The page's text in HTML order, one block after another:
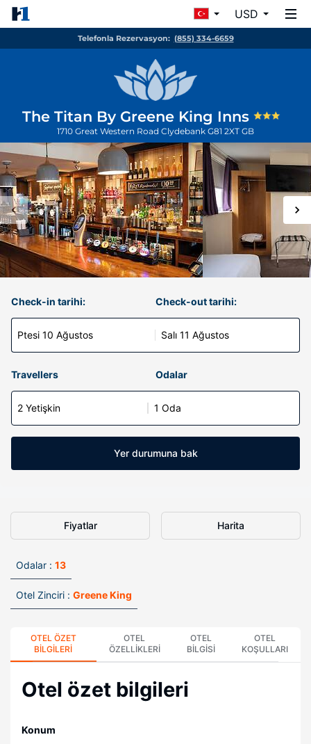
USD
Telefonla Rezervasyon: (855) 334-6659
The Titan By Greene King Inns
1710 Great Western Road Clydebank G81 2XT GB
Check-in tarihi:
Ptesi 10 Ağustos
Check-out tarihi:
Salı 11 Ağustos
Travellers Odalar
2 Yetişkin 1 Oda
Yer durumuna bak
Fiyatlar Harita
Odalar : 13
Otel Zinciri : Greene King
OTEL ÖZET
BILGILERI
OTEL
ÖZELLIKLERI
OTEL
BILGISI
OTEL
KOŞULLARI
Otel özet bilgileri
Konum